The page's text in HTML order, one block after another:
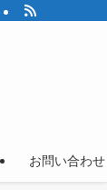
お問い合わせ